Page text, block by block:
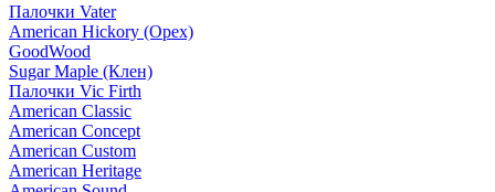
Палочки Vater
American Hickory (Орех)
GoodWood
Sugar Maple (Клен)
Палочки Vic Firth
American Classic
American Concept
American Custom
American Heritage